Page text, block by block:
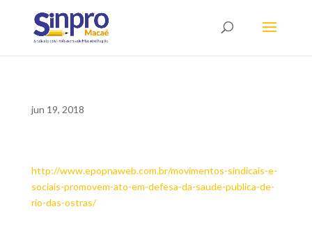
jun 19, 2018
http://www.epopnaweb.com.br/movimentos-sindicais-e-
sociais-promovem-ato-em-defesa-da-saude-publica-de-
rio-das-ostras/